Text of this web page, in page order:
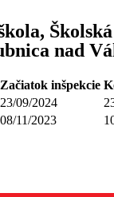
nad
Začiatok inšpekcie
23/09/2024
08/11/2023